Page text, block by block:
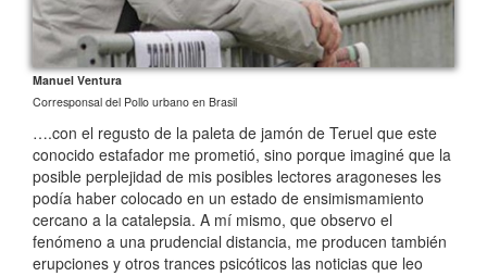
Manuel Ventura
Corresponsal del Pollo urbano en Brasil
….con el regusto de la paleta de jamón de Teruel que este
conocido estafador me prometió, sino porque imaginé que la
posible perplejidad de mis posibles lectores aragoneses les
podía haber colocado en un estado de ensimismamiento
cercano a la catalepsia. A mí mismo, que observo el
fenómeno a una prudencial distancia, me producen también
erupciones y otros trances psicóticos las noticias que leo